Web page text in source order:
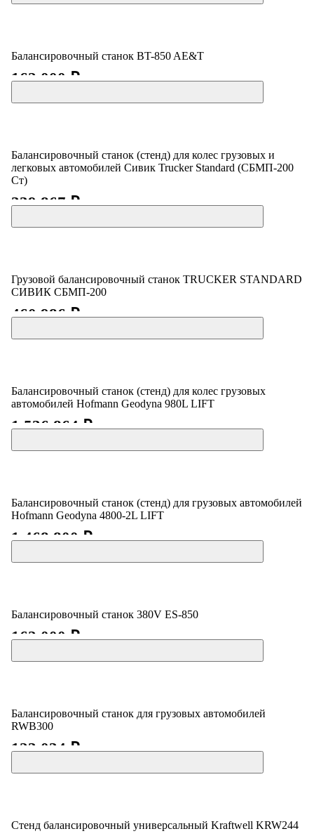
Балансировочный станок BT-850 AE&T
162 000 ₽
Балансировочный станок (стенд) для колес грузовых и
легковых автомобилей Сивик Trucker Standard (СБМП-200
Ст)
339 867 ₽
Грузовой балансировочный станок TRUCKER STANDARD
СИВИК СБМП-200
460 986 ₽
Балансировочный станок (стенд) для колес грузовых
автомобилей Hofmann Geodyna 980L LIFT
1 536 864 ₽
Балансировочный станок (стенд) для грузовых автомобилей
Hofmann Geodyna 4800-2L LIFT
1 468 800 ₽
Балансировочный станок 380V ES-850
162 000 ₽
Балансировочный станок для грузовых автомобилей
RWB300
123 034 ₽
Стенд балансировочный универсальный Kraftwell KRW244